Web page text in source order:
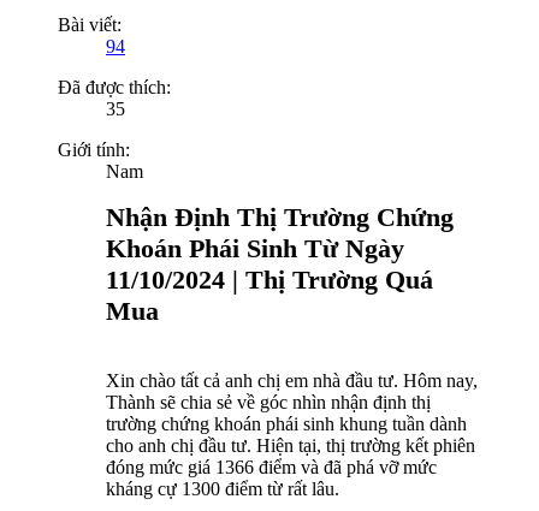
Bài viết:
94
Đã được thích:
35
Giới tính:
Nam
Nhận Định Thị Trường Chứng
Khoán Phái Sinh Từ Ngày
11/10/2024 | Thị Trường Quá
Mua
Xin chào tất cả anh chị em nhà đầu tư. Hôm nay,
Thành sẽ chia sẻ về góc nhìn nhận định thị
trường chứng khoán phái sinh khung tuần dành
cho anh chị đầu tư. Hiện tại, thị trường kết phiên
đóng mức giá 1366 điểm và đã phá vỡ mức
kháng cự 1300 điểm từ rất lâu.